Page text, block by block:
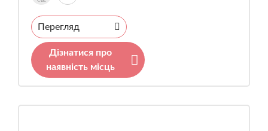
Перегляд
Дізнатися про
наявність місць